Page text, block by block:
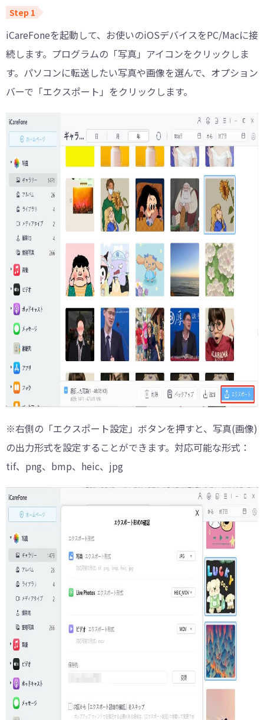
iCareFoneを起動して、お使いのiOSデバイスをPC/Macに接
続します。プログラムの「写真」アイコンをクリックしま
す。パソコンに転送したい写真や画像を選んで、オプション
バーで「エクスポート」をクリックします。
※右側の「エクスポート設定」ボタンを押すと、写真(画像)
の出力形式を設定することができます。対応可能な形式：
tif、png、bmp、heic、jpg